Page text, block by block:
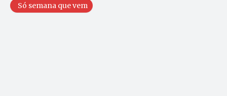
Só semana que vem